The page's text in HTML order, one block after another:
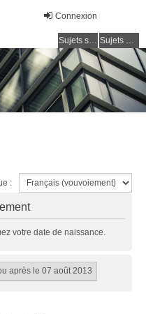
Connexion
Sujets sans réponse Sujets actifs
:
votre date de naissance.